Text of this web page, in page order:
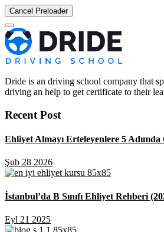
Cancel Preloader
Dride is an driving school company that
driving an help to get certificate to their
Recent Post
Ehliyet Almayı Erteleyenlere 5
Şub 28 2026
İstanbul’da B Sınıfı Ehliyet Rehberi
Eyl 21 2025